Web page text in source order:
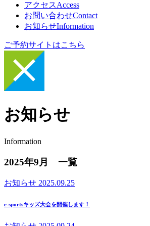
アクセスAccess
お問い合わせContact
お知らせInformation
ご予約サイトはこちら
お知らせ
Information
2025年9月 一覧
お知らせ 2025.09.25
e-sportsキッズ大会を開催します！